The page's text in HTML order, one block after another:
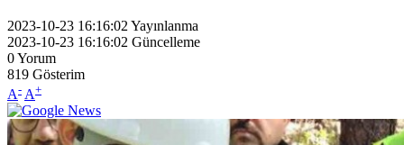
2023-10-23 16:16:02 Yayınlanma
2023-10-23 16:16:02 Güncelleme
0Yorum
819 Gösterim
A- A+